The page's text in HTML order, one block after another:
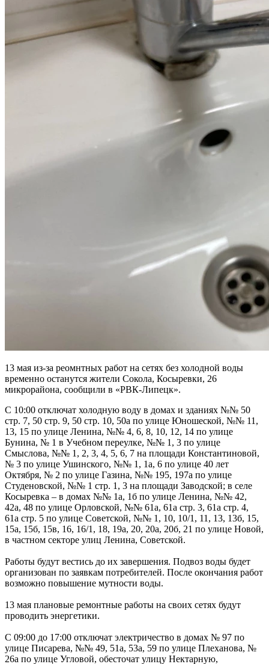
13 мая из-за реомнтных работ на сетях без холодной воды
временно останутся жители Сокола, Косыревки, 26
микрорайона, сообщили в «РВК-Липецк».
С 10:00 отключат холодную воду в домах и зданиях №№ 50
стр. 7, 50 стр. 9, 50 стр. 10, 50а по улице Юношеской, №№ 11,
13, 15 по улице Ленина, №№ 4, 6, 8, 10, 12, 14 по улице
Бунина, № 1 в Учебном переулке, №№ 1, 3 по улице
Смыслова, №№ 1, 2, 3, 4, 5, 6, 7 на площади Константиновой,
№ 3 по улице Ушинского, №№ 1, 1а, 6 по улице 40 лет
Октября, № 2 по улице Газина, №№ 195, 197а по улице
Студеновской, №№ 1 стр. 1, 3 на площади Заводской; в селе
Косыревка – в домах №№ 1а, 1б по улице Ленина, №№ 42,
42а, 48 по улице Орловской, №№ 61а, 61а стр. 3, 61а стр. 4,
61а стр. 5 по улице Советской, №№ 1, 10, 10/1, 11, 13, 13б, 15,
15а, 15б, 15в, 16, 16/1, 18, 19а, 20, 20а, 20б, 21 по улице Новой,
в частном секторе улиц Ленина, Советской.
Работы будут вестись до их завершения. Подвоз воды будет
организован по заявкам потребителей. После окончания работ
возможно повышение мутности воды.
13 мая плановые ремонтные работы на своих сетях будут
проводить энергетики.
С 09:00 до 17:00 отключат электричество в домах № 97 по
улице Писарева, №№ 49, 51а, 53а, 59 по улице Плеханова, №
26а по улице Угловой, обесточат улицу Нектарную,